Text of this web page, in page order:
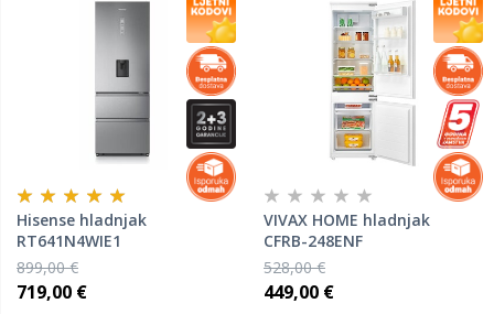
Hisense hladnjak
RT641N4WIE1
899,00 €
719,00 €
VIVAX HOME hladnjak
CFRB-248ENF
528,00 €
449,00 €